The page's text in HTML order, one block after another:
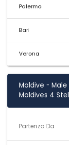
Palermo
Bari
Verona
Maldive - Male
Maldives 4
Partenza Da